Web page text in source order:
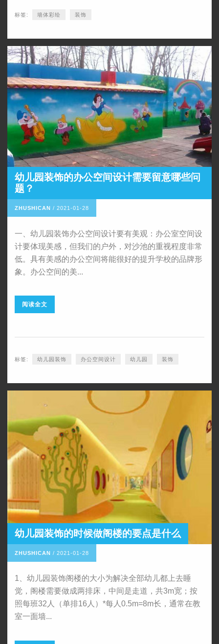
标签: 墙体彩绘 装饰
幼儿园装饰的办公空间设计需要留意哪些问
题？
ZHUSHICAN / 2021-01-28
一、幼儿园装饰办公空间设计要有美观：办公室空间设
计要体现美感，但我们的户外，对沙池的重视程度非常
低。具有美感的办公空间将能很好的提升学校的品牌形
象。办公空间的美...
阅读全文
标签: 幼儿园装饰 办公空间设计 幼儿园 装饰
幼儿园装饰的时候做阁楼的要点是什么
ZHUSHICAN / 2021-01-28
1、幼儿园装饰阁楼的大小为解决全部幼儿都上去睡
觉，阁楼需要做成两排床，中间是走道，共3m宽；按
照每班32人（单排16人）*每人0.5m=8m长，通常在教
室一面墙...